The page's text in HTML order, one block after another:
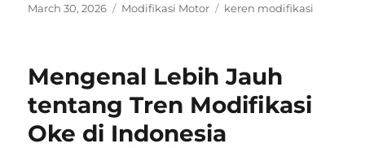
Posted
March 30, 2026 Categories
Modifikasi Motor Tags
keren modifikasi
Mengenal Lebih Jauh
tentang Tren Modifikasi
Oke di Indonesia